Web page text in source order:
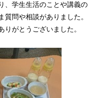
、学生生活のことや講義の
問や相談がありました。
がとうございました。